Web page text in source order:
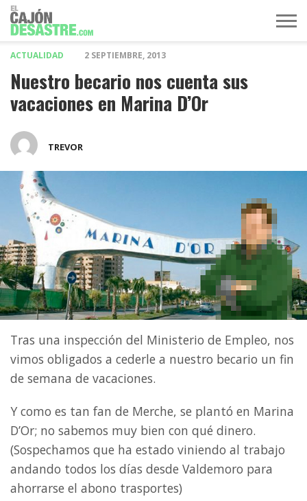
ACTUALIDAD 2 SEPTIEMBRE, 2013
Nuestro becario nos cuenta sus
vacaciones en Marina D’Or
TREVOR
Tras una inspección del Ministerio de Empleo, nos
vimos obligados a cederle a nuestro becario un fin
de semana de vacaciones.
Y como es tan fan de Merche, se plantó en Marina
D’Or; no sabemos muy bien con qué dinero.
(Sospechamos que ha estado viniendo al trabajo
andando todos los días desde Valdemoro para
ahorrarse el abono trasportes)